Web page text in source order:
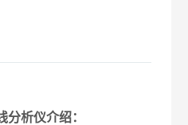
分析仪介绍：